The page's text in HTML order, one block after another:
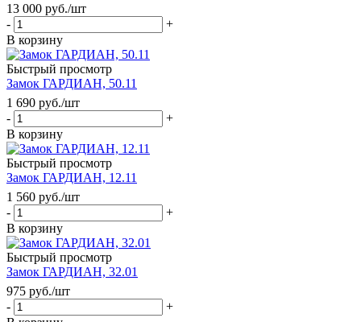
13 000 руб./шт
-
+
В корзину
Быстрый просмотр
Замок ГАРДИАН, 50.11
1 690 руб./шт
-
+
В корзину
Быстрый просмотр
Замок ГАРДИАН, 12.11
1 560 руб./шт
-
+
В корзину
Быстрый просмотр
Замок ГАРДИАН, 32.01
975 руб./шт
-
+